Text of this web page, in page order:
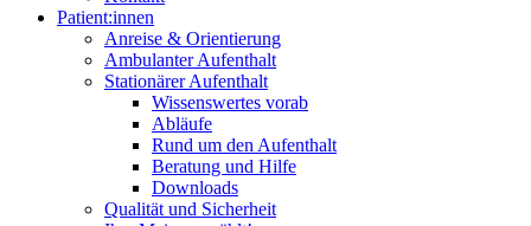
Patient:innen
Anreise & Orientierung
Ambulanter Aufenthalt
Stationärer Aufenthalt
Wissenswertes vorab
Abläufe
Rund um den Aufenthalt
Beratung und Hilfe
Downloads
Qualität und Sicherheit